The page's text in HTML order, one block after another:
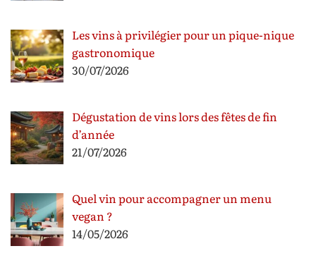
Les vins à privilégier pour un pique-nique
gastronomique
30/07/2026
Dégustation de vins lors des fêtes de fin
d’année
21/07/2026
Quel vin pour accompagner un menu
vegan ?
14/05/2026